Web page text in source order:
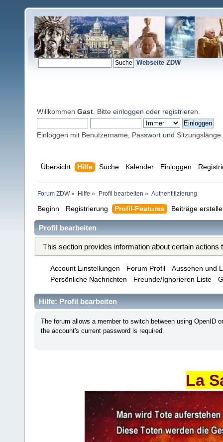
Webseite ZDW
Willkommen Gast . Bitte einloggen oder registrieren
Einloggen mit Benutzername, Passwort und Sitzungslänge
Übersicht Hilfe Suche Kalender Einloggen
Forum ZDW» Hilfe » Profil bearbeiten » Authentifizierung
Beginn Registrierung Profil-Features Beiträge
Profil bearbeiten
This section provides information about certain
Account Einstellungen Forum Profil
Aussehen und
Persönliche Nachrichten
Freunde/Ignorieren Liste
Hilfe: Profil bearbeiten
The forum allows a member to switch between using OpenID
the account's current password is required.
La